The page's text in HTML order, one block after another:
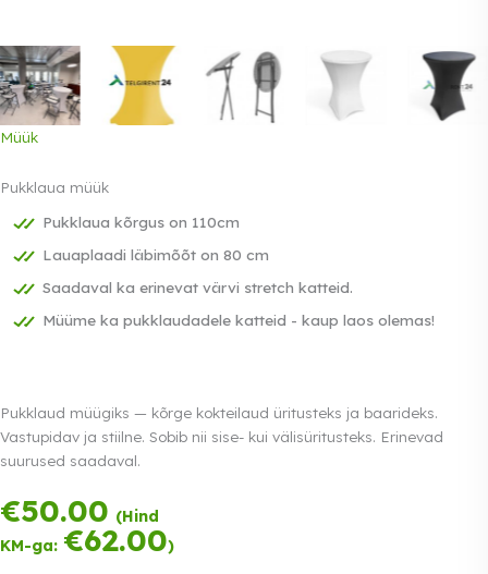
Müük
Pukklaua müük
Pukklaua kõrgus on 110cm
Lauaplaadi läbimõõt on 80 cm
Saadaval ka erinevat värvi stretch katteid.
Müüme ka pukklaudadele katteid - kaup laos olemas!
Pukklaud müügiks — kõrge kokteilaud üritusteks ja baarideks.
Vastupidav ja stiilne. Sobib nii sise- kui välisüritusteks. Erinevad
suurused saadaval.
€50.00 (Hind
KM-ga: €62.00)